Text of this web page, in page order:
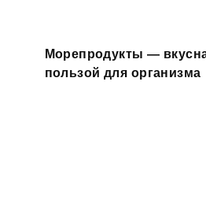
Морепродукты —
пользой для организма